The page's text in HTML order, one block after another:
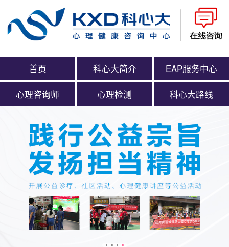
首页 科心大简介 EAP服务中心
心理咨询师 心理检测 科心大路线